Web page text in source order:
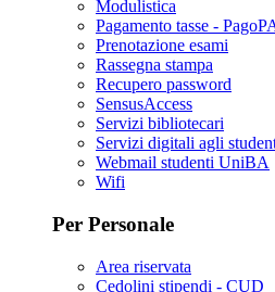
Modulistica
Pagamento tasse -
Prenotazione esami
Rassegna stampa
Recupero password
SensusAccess
Servizi bibliotecari
Servizi digitali agli
Webmail studenti UniBA
Wifi
Per Personale
Area riservata
Cedolini stipendi - CUD